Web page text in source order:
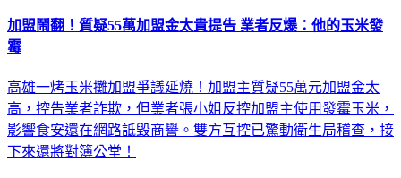
加盟鬧翻！質疑55萬加盟金太貴提告 業者反爆：他的玉米發
霉
高雄一烤玉米攤加盟爭議延燒！加盟主質疑55萬元加盟金太
高，控告業者詐欺，但業者張小姐反控加盟主使用發霉玉米，
影響食安還在網路詆毀商譽。雙方互控已驚動衛生局稽查，接
下來還將對簿公堂！